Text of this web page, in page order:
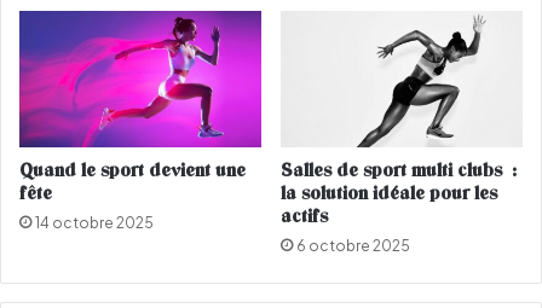
Quand le sport devient une
fête
14 octobre 2025
Salles de sport multi clubs :
la solution idéale pour les
actifs
6 octobre 2025